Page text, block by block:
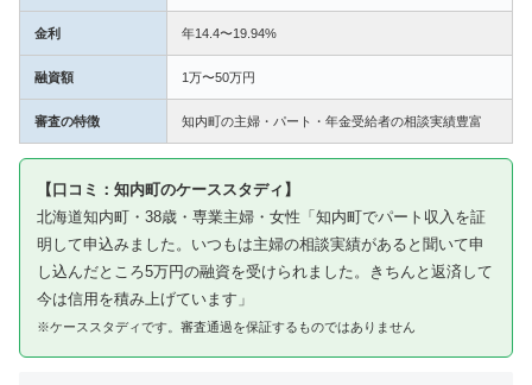
金利 年14.4〜19.94%
融資額 1万〜50万円
審査の特徴 知内町の主婦・パート・年金受給者の相談実績豊富
【口コミ：知内町のケーススタディ】
北海道知内町・38歳・専業主婦・女性「知内町でパート収入を証
明して申込みました。いつもは主婦の相談実績があると聞いて申
し込んだところ5万円の融資を受けられました。きちんと返済して
今は信用を積み上げています」
※ケーススタディです。審査通過を保証するものではありません